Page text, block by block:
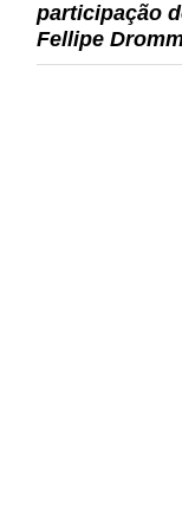
participação
Fellipe